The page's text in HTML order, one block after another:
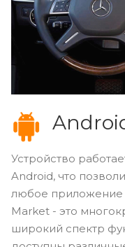
Устройство
Android, что
любое приложение
Market - это
широкий спектр